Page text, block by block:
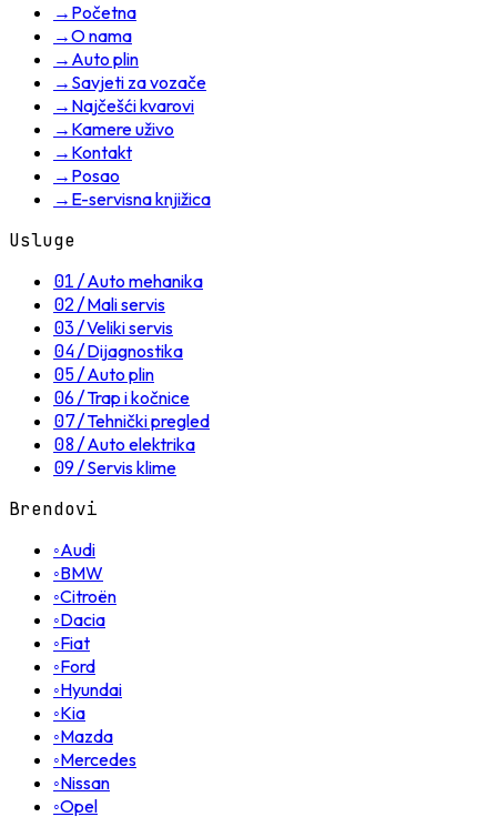
→ Početna
→O nama
→ Auto plin
→ Savjeti za vozače
→ Najčešći kvarovi
→ Kamere uživo
→ Kontakt
→ Posao
→ E-servisna knjižica
Usluge
01/Auto mehanika
02/Mali servis
03/Veliki servis
04/Dijagnostika
05/Auto plin
06/Trap i kočnice
07/Tehnički pregled
08/Auto elektrika
09/Servis klime
Brendovi
◦Audi
◦BMW
◦Citroën
◦Dacia
◦Fiat
◦Ford
◦Hyundai
◦Kia
◦Mazda
◦Mercedes
◦Nissan
◦Opel